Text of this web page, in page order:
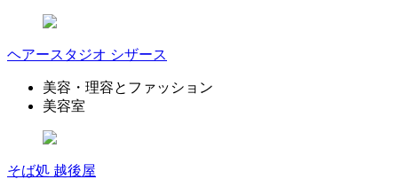
ヘアースタジオ シザース
美容・理容とファッション
美容室
そば処 越後屋